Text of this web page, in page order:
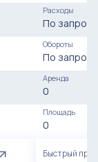
Расходы
По запросу
Обороты
По запросу
Аренда
0
Площадь
0
Быстрый